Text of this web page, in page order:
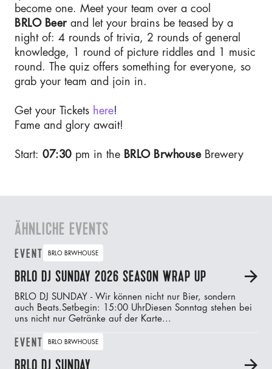
become one. Meet your team over a cool
BRLO Beerand let your brains be teased by a
night of: 4 rounds of trivia, 2 rounds of general
knowledge, 1 round of picture riddles and 1 music
round. The quiz offers something for everyone, so
grab your team and join in.
Get your Tickets here!
Fame and glory await!
Start: 07:30pm in the BRLO BrwhouseBrewery
ÄHNLICHE EVENTS
EVENT BRLO BRWHOUSE
BRLO DJ SUNDAY 2026 SEASON WRAP UP A
BRLO DJ SUNDAY - Wir können nicht nur Bier, sondern
auch Beats.‍Setbegin: 15:00 UhrDiesen Sonntag stehen bei
uns nicht nur Getränke auf der Karte...
EVENT BRLO BRWHOUSE
BRLO DJ SUNDAY A